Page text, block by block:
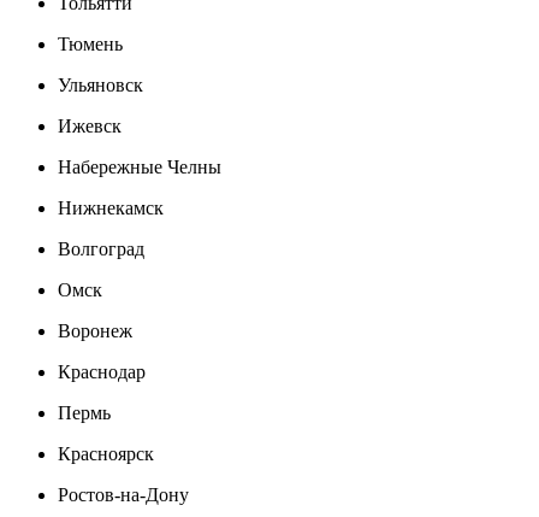
Тюмень
Ульяновск
Ижевск
Набережные Челны
Нижнекамск
Волгоград
Омск
Воронеж
Краснодар
Пермь
Красноярск
Ростов-на-Дону